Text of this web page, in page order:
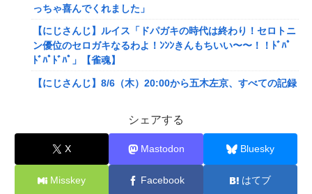
っちゃ喜んでくれました」
【にじさんじ】ルイス「ドパガキの時代は終わり！セロトニ
ン優位のセロガキなるわよ！ﾝﾝﾝきんもちいい〜〜！！ﾄﾞﾊﾟ
ﾄﾞﾊﾟﾄﾞﾊﾟ」【雀魂】
【にじさんじ】8/6（木）20:00から五木左京、すべての記録
【艦これ】 E5の対潜レベリング用に装備調整してるんだけ
ど・・・
【画像】旅人女子「夜景を撮りたかっただけなのに、故郷の
村が燃やされたみたいになった」←26万ｲｲﾈｗｗｗｗ
シェアする
X Mastodon Bluesky
Misskey Facebook はてブ